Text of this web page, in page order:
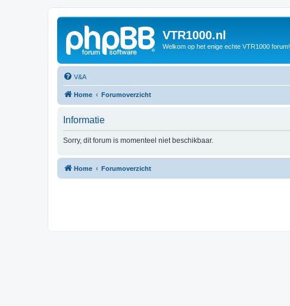
VTR1000.nl
Welkom op het enige echte VTR1000 forum!
V&A
Home Forumoverzicht
Informatie
Sorry, dit forum is momenteel niet beschikbaar.
Home Forumoverzicht